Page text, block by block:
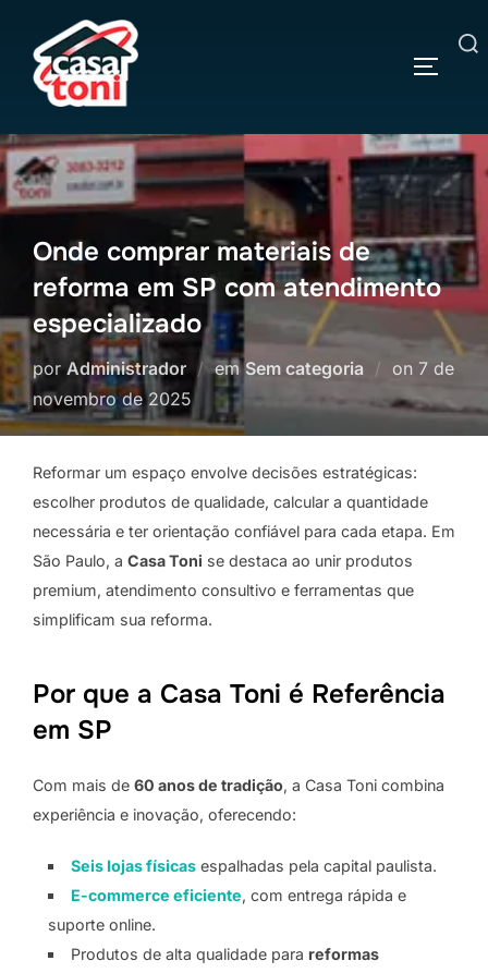
conteúdo
Pesquisar
Onde comprar materiais de
reforma em SP com atendimento
especializado
porAdministrador emSem categoria on Postado
em
7 de
novembro de 2025
Reformar um espaço envolve decisões estratégicas:
escolher produtos de qualidade, calcular a quantidade
necessária e ter orientação confiável para cada etapa. Em
São Paulo, a Casa Toni se destaca ao unir produtos
premium, atendimento consultivo e ferramentas que
simplificam sua reforma.
Por que a Casa Toni é Referência
em SP
Com mais de 60 anos de tradição, a Casa Toni combina
experiência e inovação, oferecendo:
Seis lojas físicasespalhadas pela capital paulista.
E-commerce eficiente, com entrega rápida e
suporte online.
Produtos de alta qualidade para reformas